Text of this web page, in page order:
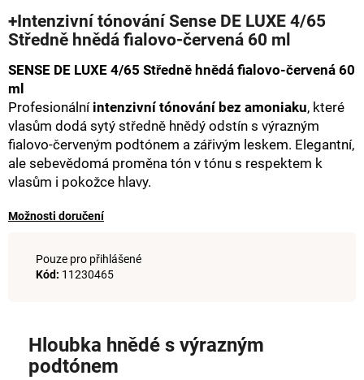
produktu
je
z
5
hvězdiček.
+Intenzivní tónování Sense DE LUXE 4/65
Středně hnědá fialovo-červená 60 ml
SENSE DE LUXE 4/65 Středně hnědá fialovo-červená 60
ml
Profesionální intenzivní tónování bez amoniaku, které
vlasům dodá sytý středně hnědý odstín s výrazným
fialovo-červeným podtónem a zářivým leskem. Elegantní,
ale sebevědomá proměna tón v tónu s respektem k
vlasům i pokožce hlavy.
Možnosti doručení
Pouze pro přihlášené
Kód: 11230465
Hloubka hnědé s výrazným
podtónem
a
j
í
t
?
HLEDAT